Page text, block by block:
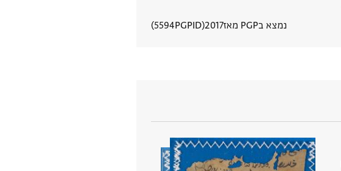
נמצא בPGP מאז 2017
PGPID
5594